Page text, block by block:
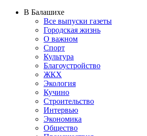
В Балашихе
Все выпуски газеты
Городская жизнь
О важном
Спорт
Культура
Благоустройство
ЖКХ
Экология
Кучино
Строительство
Интервью
Экономика
Общество